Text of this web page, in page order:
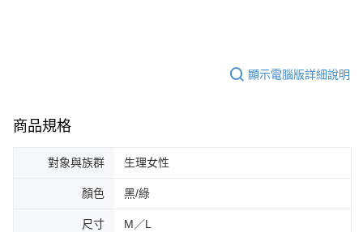
顯示電腦版詳細說明
商品規格
對象與族群 生理女性
顏色 黑/綠
尺寸 M／L